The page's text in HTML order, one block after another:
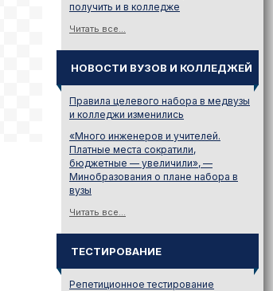
получить и в колледже
Читать все...
НОВОСТИ ВУЗОВ И КОЛЛЕДЖЕЙ
Правила целевого набора в медвузы
и колледжи изменились
«Много инженеров и учителей.
Платные места сократили,
бюджетные — увеличили», —
Минобразования о плане набора в
вузы
Читать все...
ТЕСТИРОВАНИЕ
Репетиционное тестирование